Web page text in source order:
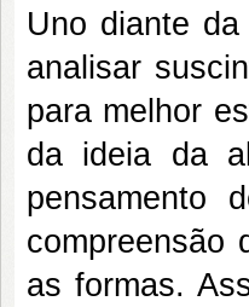
Uno diante
analisar
para melhor
da ideia da
pensamento
compreensão
as formas.